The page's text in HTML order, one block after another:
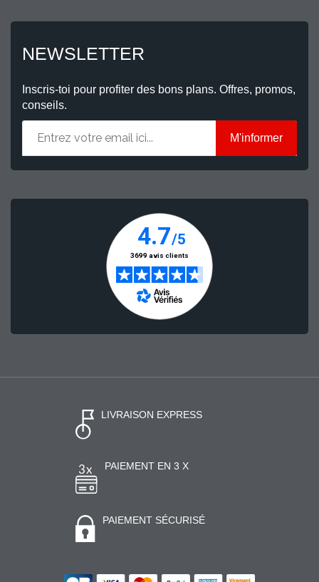
NEWSLETTER
Inscris-toi pour profiter des bons plans. Offres, promos,
conseils.
M'informer
LIVRAISON EXPRESS
PAIEMENT EN 3 X
PAIEMENT SÉCURISÉ